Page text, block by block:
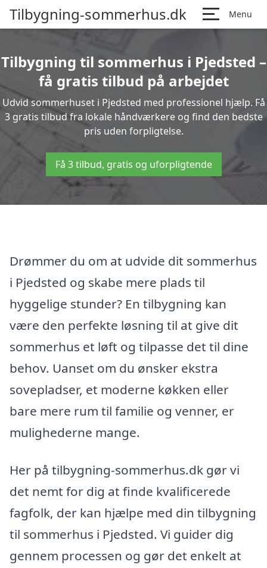
Tilbygning-sommerhus.dk Menu
Tilbygning til sommerhus i Pjedsted –
få gratis tilbud på arbejdet
Udvid sommerhuset i Pjedsted med professionel hjælp. Få
3 gratis tilbud fra lokale håndværkere og find den bedste
pris uden forpligtelse.
Få 3 tilbud, gratis og uforpligtende
Drømmer du om at udvide dit sommerhus
i Pjedsted og skabe mere plads til
hyggelige stunder? En tilbygning kan
være den perfekte løsning til at give dit
sommerhus et løft og tilpasse det til dine
behov. Uanset om du ønsker ekstra
sovepladser, et moderne køkken eller
bare mere rum til familie og venner, er
mulighederne mange.
Her på tilbygning-sommerhus.dk gør vi
det nemt for dig at finde kvalificerede
fagfolk, der kan hjælpe med din tilbygning
til sommerhus i Pjedsted. Vi guider dig
gennem processen og gør det enkelt at